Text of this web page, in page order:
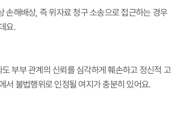
손해배상, 즉 위자료 청구 소송으로 접근하는 경우
요.
부부 관계의 신뢰를 심각하게 훼손하고 정신적 고
서 불법행위로 인정될 여지가 충분히 있어요.